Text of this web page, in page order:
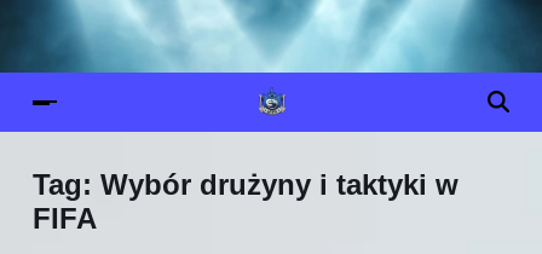
Tag: Wybór drużyny i taktyki w
FIFA